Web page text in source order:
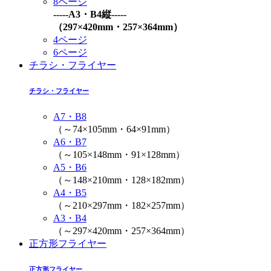
-----A3・B4縦-----
（297×420mm・257×364mm）
4ページ
6ページ
チラシ・フライヤー
チラシ・フライヤー
A7・B8
（～74×105mm・64×91mm）
A6・B7
（～105×148mm・91×128mm）
A5・B6
（～148×210mm・128×182mm）
A4・B5
（～210×297mm・182×257mm）
A3・B4
（～297×420mm・257×364mm）
正方形フライヤー
正方形フライヤー